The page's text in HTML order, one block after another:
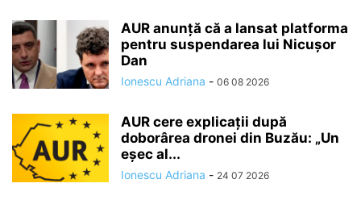
AUR anunță că a lansat platforma
pentru suspendarea lui Nicușor
Dan
Ionescu Adriana - 06 08 2026
AUR cere explicații după
doborârea dronei din Buzău: „Un
eșec al...
Ionescu Adriana - 24 07 2026